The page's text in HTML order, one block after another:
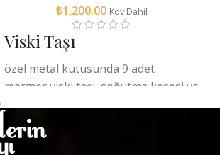
₺1,200.00 Kdv Dahil
Viski Taşı
özel metal kutusunda 9 adet
mermer viski taşı, soğutma kesesi ve
kullanım sertifikası bulunmaktadır